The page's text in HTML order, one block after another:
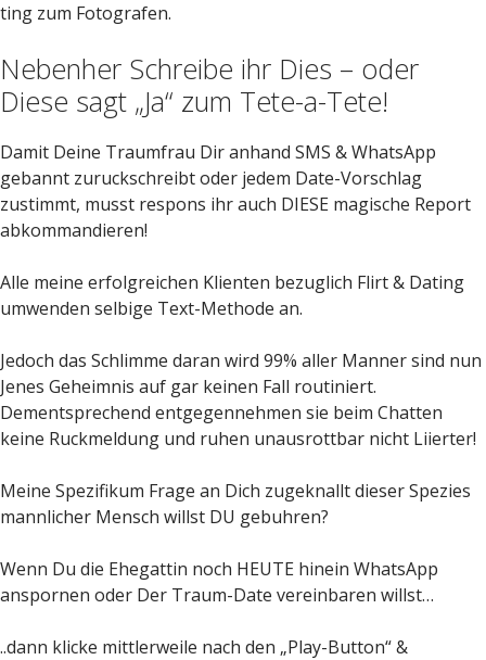
ting zum Fotografen.
Nebenher Schreibe ihr Dies – oder
Diese sagt „Ja“ zum Tete-a-Tete!
Damit Deine Traumfrau Dir anhand SMS & WhatsApp
gebannt zuruckschreibt oder jedem Date-Vorschlag
zustimmt, musst respons ihr auch DIESE magische Report
abkommandieren!
Alle meine erfolgreichen Klienten bezuglich Flirt & Dating
umwenden selbige Text-Methode an.
Jedoch das Schlimme daran wird 99% aller Manner sind nun
Jenes Geheimnis auf gar keinen Fall routiniert.
Dementsprechend entgegennehmen sie beim Chatten
keine Ruckmeldung und ruhen unausrottbar nicht Liierter!
Meine Spezifikum Frage an Dich zugeknallt dieser Spezies
mannlicher Mensch willst DU gebuhren?
Wenn Du die Ehegattin noch HEUTE hinein WhatsApp
anspornen oder Der Traum-Date vereinbaren willst…
..dann klicke mittlerweile nach den „Play-Button“ &